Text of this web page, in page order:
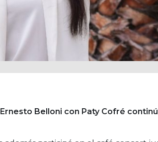
Belloni con Paty Cofré